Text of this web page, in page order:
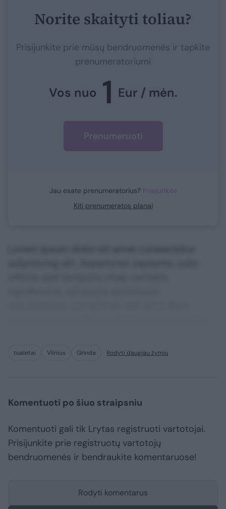
Norite skaityti toliau?
Prisijunkite prie mūsų bendruomenės ir tapkite
prenumeratoriumi
Vos nuo 1 Eur / mėn.
Prenumeruoti
Jau esate prenumeratorius? Prisijunkite
Kiti prenumeratos planai
tualetai Vilnius Grinda Rodyti daugiau žymių
Komentuoti po šiuo straipsniu
Komentuoti gali tik Lrytas registruoti vartotojai.
Prisijunkite prie registruotų vartotojų
bendruomenės ir bendraukite komentaruose!
Rodyti komentarus